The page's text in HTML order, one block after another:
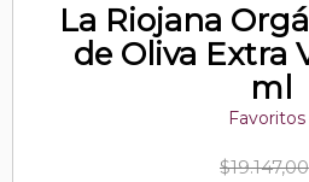
La Riojana
de Oliva Extra
ml
Favoritos
$19.147,00